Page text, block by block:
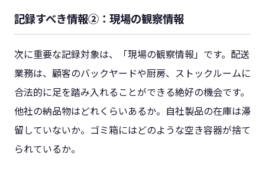
記録すべき情報②：現場の観察情報
次に重要な記録対象は、「現場の観察情報」です。配送
業務は、顧客のバックヤードや厨房、ストックルームに
合法的に足を踏み入れることができる絶好の機会です。
他社の納品物はどれくらいあるか。自社製品の在庫は滞
留していないか。ゴミ箱にはどのような空き容器が捨て
られているか。